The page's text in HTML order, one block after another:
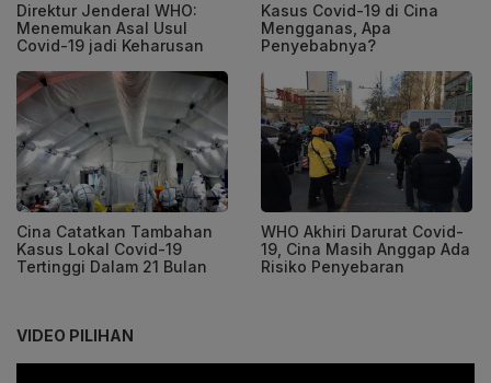
Direktur Jenderal WHO:
Menemukan Asal Usul
Covid-19 jadi Keharusan
Kasus Covid-19 di Cina
Mengganas, Apa
Penyebabnya?
Cina Catatkan Tambahan
Kasus Lokal Covid-19
Tertinggi Dalam 21 Bulan
WHO Akhiri Darurat Covid-
19, Cina Masih Anggap Ada
Risiko Penyebaran
VIDEO PILIHAN